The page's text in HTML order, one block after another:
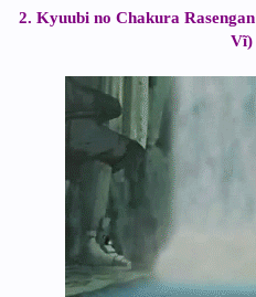
2. Kyuubi no Chakura
Vĩ)